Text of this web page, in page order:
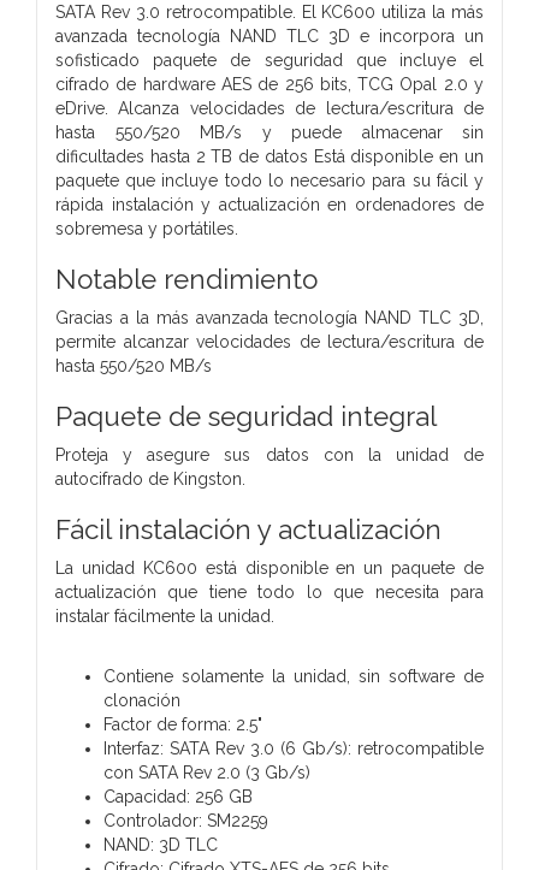
SATA Rev 3.0 retrocompatible. El KC600 utiliza la más
avanzada tecnología NAND TLC 3D e incorpora un
sofisticado paquete de seguridad que incluye el
cifrado de hardware AES de 256 bits, TCG Opal 2.0 y
eDrive. Alcanza velocidades de lectura/escritura de
hasta 550/520 MB/s y puede almacenar sin
dificultades hasta 2 TB de datos Está disponible en un
paquete que incluye todo lo necesario para su fácil y
rápida instalación y actualización en ordenadores de
sobremesa y portátiles.
Notable rendimiento
Gracias a la más avanzada tecnología NAND TLC 3D,
permite alcanzar velocidades de lectura/escritura de
hasta 550/520 MB/s
Paquete de seguridad integral
Proteja y asegure sus datos con la unidad de
autocifrado de Kingston.
Fácil instalación y actualización
La unidad KC600 está disponible en un paquete de
actualización que tiene todo lo que necesita para
instalar fácilmente la unidad.
Contiene solamente la unidad, sin software de
clonación
Factor de forma: 2.5"
Interfaz: SATA Rev 3.0 (6 Gb/s): retrocompatible
con SATA Rev 2.0 (3 Gb/s)
Capacidad: 256 GB
Controlador: SM2259
NAND: 3D TLC